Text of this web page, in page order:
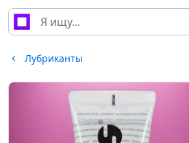
Лубриканты